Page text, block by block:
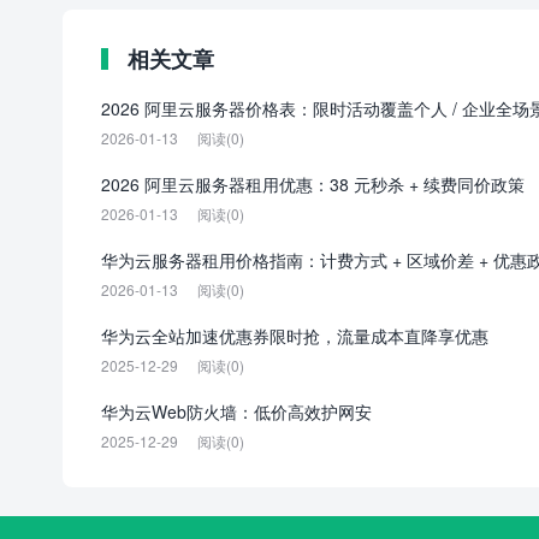
相关文章
2026 阿里云服务器价格表：限时活动覆盖个人 / 企业全场
2026-01-13 阅读(0)
2026 阿里云服务器租用优惠：38 元秒杀 + 续费同价政策
2026-01-13 阅读(0)
华为云服务器租用价格指南：计费方式 + 区域价差 + 优惠
2026-01-13 阅读(0)
华为云全站加速优惠券限时抢，流量成本直降享优惠
2025-12-29 阅读(0)
华为云Web防火墙：低价高效护网安
2025-12-29 阅读(0)